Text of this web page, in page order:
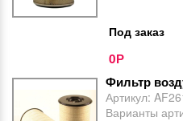
Под заказ
0Р
Фильтр
Артикул:
Варианты